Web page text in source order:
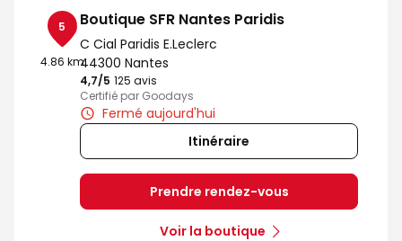
5
4.86 km
Boutique SFR Nantes Paridis
C Cial Paridis E.Leclerc
44300 Nantes
4,7/5 Note de 4.7 sur 5
125 avis
Certifié par Goodays
Fermé aujourd'hui
Itinéraire
Prendre rendez-vous
Voir la boutique